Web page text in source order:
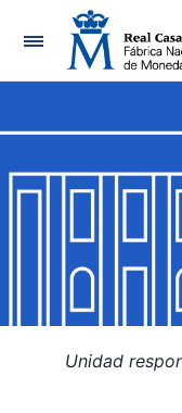
Mostrar/Ocultar
Mostrar/Ocultar
Mostrar/Ocultar
Unidad